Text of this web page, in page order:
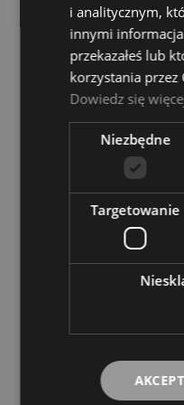
InPost Paczkomaty 24/7
InPost Kurier
Poczta Polska (Przesyłki
odbiór osobisty Opole
firmy w Opolu)
odbiór osobisty Gliwice
firmy w Katowicach)
odbiór osobisty Wrocław
firmy we Wrocławiu)
i analitycznym,
innymi
przekazałeś lub
korzystania przez
Dowiedz się
Niezbędne
Targetowanie